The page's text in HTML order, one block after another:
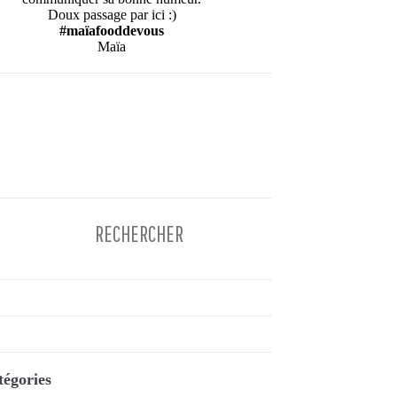
Doux passage par ici :)
#maïafooddevous
Maïa